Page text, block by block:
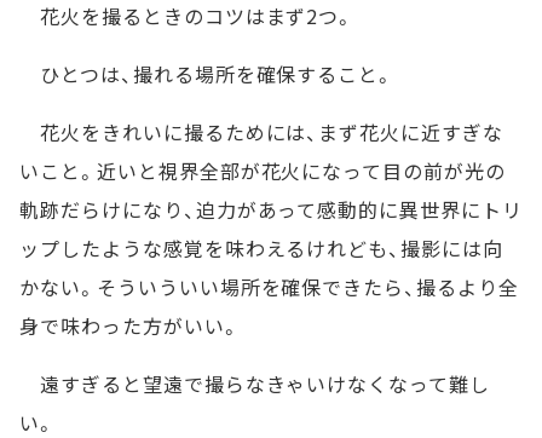
花火を撮るときのコツはまず2つ。
ひとつは、撮れる場所を確保すること。
花火をきれいに撮るためには、まず花火に近すぎな
いこと。近いと視界全部が花火になって目の前が光の
軌跡だらけになり、迫力があって感動的に異世界にトリ
ップしたような感覚を味わえるけれども、撮影には向
かない。そういういい場所を確保できたら、撮るより全
身で味わった方がいい。
遠すぎると望遠で撮らなきゃいけなくなって難し
い。